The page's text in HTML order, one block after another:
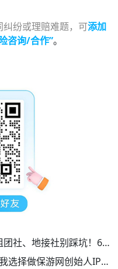
纷或理赔难题，可添加
咨询/合作”。
踩坑！6大基础+5大附加保障必须懂！
始人IP，只为帮旅业同行精准避坑。